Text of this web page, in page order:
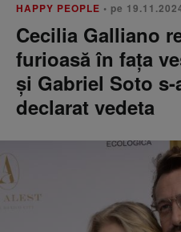
HAPPY PEOPLE • pe
Cecilia Galliano
furioasă în fața
și Gabriel Soto
declarat vedeta